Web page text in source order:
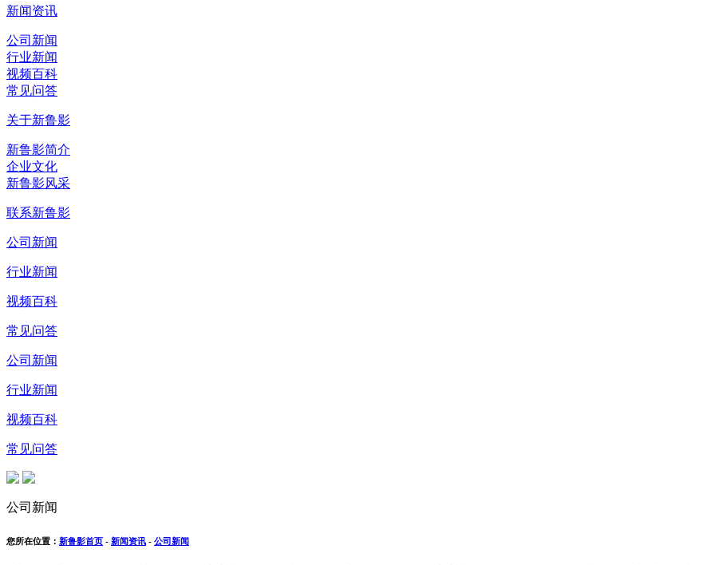
新闻资讯
公司新闻
行业新闻
视频百科
常见问答
关于新鲁影
新鲁影简介
企业文化
新鲁影风采
联系新鲁影
公司新闻
行业新闻
视频百科
常见问答
公司新闻
行业新闻
视频百科
常见问答
公司新闻
您所在位置： 新鲁影首页 - 新闻资讯 - 公司新闻